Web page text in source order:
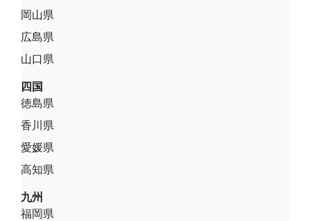
岡山県
広島県
山口県
四国
徳島県
香川県
愛媛県
高知県
九州
福岡県